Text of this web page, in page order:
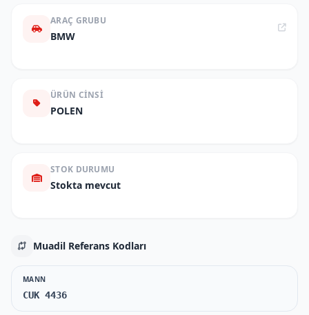
ARAÇ GRUBU
BMW
ÜRÜN CINSI
POLEN
STOK DURUMU
Stokta mevcut
Muadil Referans Kodları
MANN
CUK 4436